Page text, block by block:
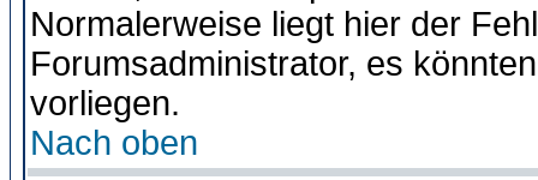
Normalerweise liegt hier der
Forumsadministrator, es
vorliegen.
Nach oben